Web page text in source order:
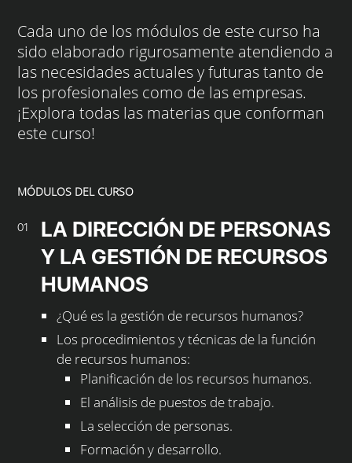
Cada uno de los módulos de este curso ha
sido elaborado rigurosamente atendiendo a
las necesidades actuales y futuras tanto de
los profesionales como de las empresas.
¡Explora todas las materias que conforman
este curso!
MÓDULOS DEL CURSO
01
LA DIRECCIÓN DE PERSONAS
Y LA GESTIÓN DE RECURSOS
HUMANOS
¿Qué es la gestión de recursos humanos?
Los procedimientos y técnicas de la función
de recursos humanos:
Planificación de los recursos humanos.
El análisis de puestos de trabajo.
La selección de personas.
Formación y desarrollo.